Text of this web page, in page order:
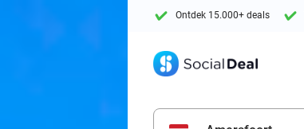
Ontdek 15.000+ deals